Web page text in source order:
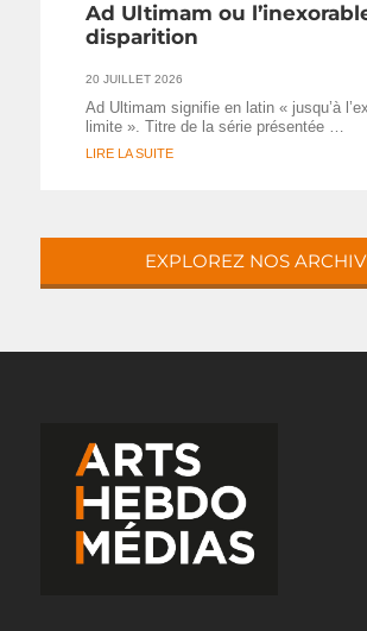
Ad Ultimam ou
disparition
20 JUILLET 2026
Ad Ultimam signifie en latin « jusqu’à
limite ». Titre de la série présentée …
LIRE LA SUITE
EXPLOREZ NOS